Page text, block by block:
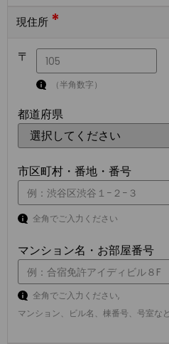
現住所 *
〒
（半角数字）
都道府県
市区町村・番地・番号
全角でご入力ください
マンション名・お部屋番号
全角でご入力ください,
マンション、ビル名、棟番号、号室な